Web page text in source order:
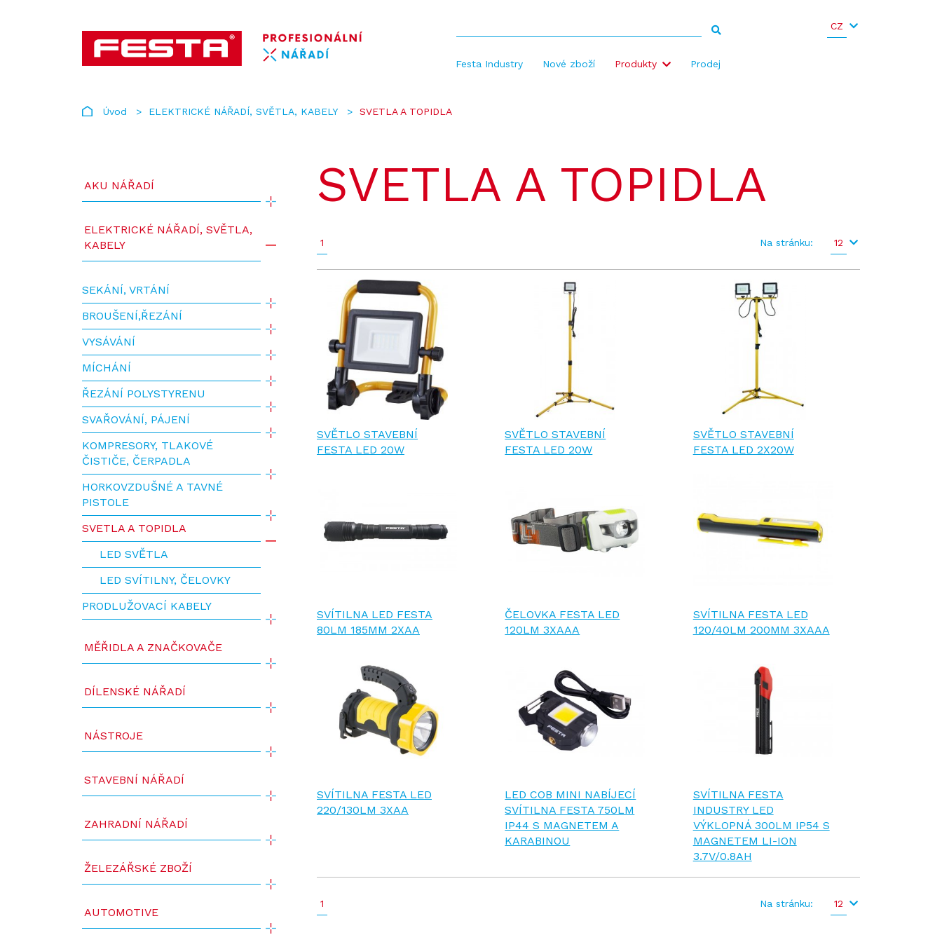
Festa Industry Nové zboží Produkty Prodej
CZ
Úvod ELEKTRICKÉ NÁŘADÍ, SVĚTLA, KABELY SVETLA A TOPIDLA
AKU NÁŘADÍ
ELEKTRICKÉ NÁŘADÍ, SVĚTLA,
KABELY
SEKÁNÍ, VRTÁNÍ
BROUŠENÍ,ŘEZÁNÍ
VYSÁVÁNÍ
MÍCHÁNÍ
ŘEZÁNÍ POLYSTYRENU
SVAŘOVÁNÍ, PÁJENÍ
KOMPRESORY, TLAKOVÉ
ČISTIČE, ČERPADLA
HORKOVZDUŠNÉ A TAVNÉ
PISTOLE
SVETLA A TOPIDLA
LED SVĚTLA
LED SVÍTILNY, ČELOVKY
PRODLUŽOVACÍ KABELY
MĚŘIDLA A ZNAČKOVAČE
DÍLENSKÉ NÁŘADÍ
NÁSTROJE
STAVEBNÍ NÁŘADÍ
ZAHRADNÍ NÁŘADÍ
ŽELEZÁŘSKÉ ZBOŽÍ
AUTOMOTIVE
SVETLA A TOPIDLA
1 Na stránku: 12
SVĚTLO STAVEBNÍ
FESTA LED 20W
SVĚTLO STAVEBNÍ
FESTA LED 20W
SVĚTLO STAVEBNÍ
FESTA LED 2X20W
SVÍTILNA LED FESTA
80LM 185MM 2XAA
ČELOVKA FESTA LED
120LM 3XAAA
SVÍTILNA FESTA LED
120/40LM 200MM 3XAAA
SVÍTILNA FESTA LED
220/130LM 3XAA
LED COB MINI NABÍJECÍ
SVÍTILNA FESTA 750LM
IP44 S MAGNETEM A
KARABINOU
SVÍTILNA FESTA
INDUSTRY LED
VÝKLOPNÁ 300LM IP54 S
MAGNETEM LI-ION
3.7V/0.8AH
1 Na stránku: 12